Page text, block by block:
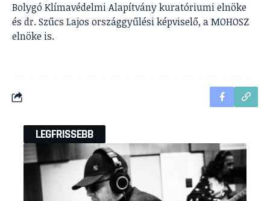
Bolygó Klímavédelmi Alapítvány kuratóriumi elnöke
és dr. Szűcs Lajos országgyűlési képviselő, a MOHOSZ
elnöke is.
LEGFRISSEBB